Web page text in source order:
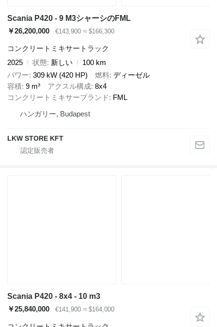
Scania P420 - 9 M3シャーシのFML
￥26,200,000
€143,900 ≈ $166,300
コンクリートミキサートラック
2025
状態 新しい
100 km
パワー 309 kW (420 HP) 燃料 ディーゼル
容積 9 m³ アクスル構成 8x4
コンクリートミキサーブランド
FML
ハンガリー, Budapest
LKW STORE KFT
Scania P420 - 8x4 - 10 m3
￥25,840,000
€141,900 ≈ $164,000